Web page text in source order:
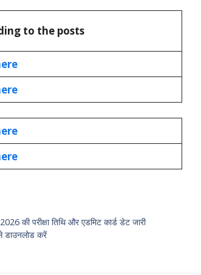
to the posts
की परीक्षा तिथि और एडमिट कार्ड डेट जारी
डाउनलोड करें